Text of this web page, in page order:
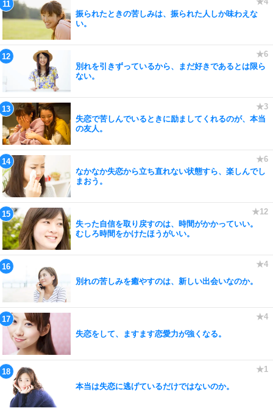
振られたときの苦しみは、振られた人しか味わえな
い。
別れを引きずっているから、まだ好きであるとは限ら
ない。
失恋で苦しんでいるときに励ましてくれるのが、本当
の友人。
なかなか失恋から立ち直れない状態すら、楽しんでし
まおう。
失った自信を取り戻すのは、時間がかかっていい。
むしろ時間をかけたほうがいい。
別れの苦しみを癒やすのは、新しい出会いなのか。
失恋をして、ますます恋愛力が強くなる。
本当は失恋に逃げているだけではないのか。